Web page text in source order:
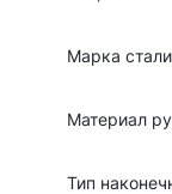
Марка стали
Материал
Тип